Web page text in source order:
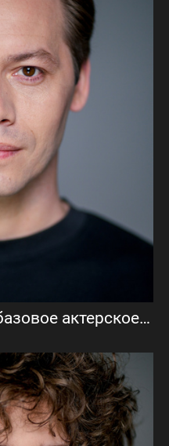
Дамир Миркамилов базовое актерское портфолио